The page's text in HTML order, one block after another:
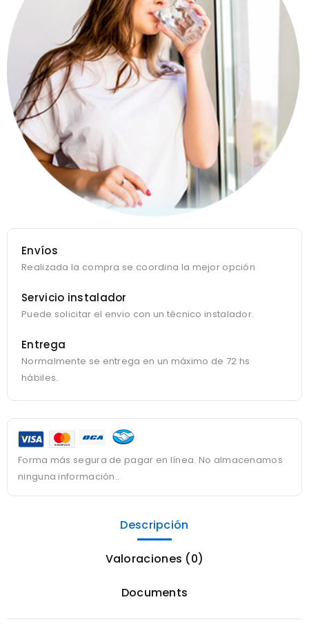
Envíos
Realizada la compra se coordina la mejor opción
Servicio instalador
Puede solicitar el envio con un técnico instalador.
Entrega
Normalmente se entrega en un máximo de 72 hs
hábiles.
Forma más segura de pagar en línea. No almacenamos
ninguna información..
Descripción
Valoraciones (0)
Documents